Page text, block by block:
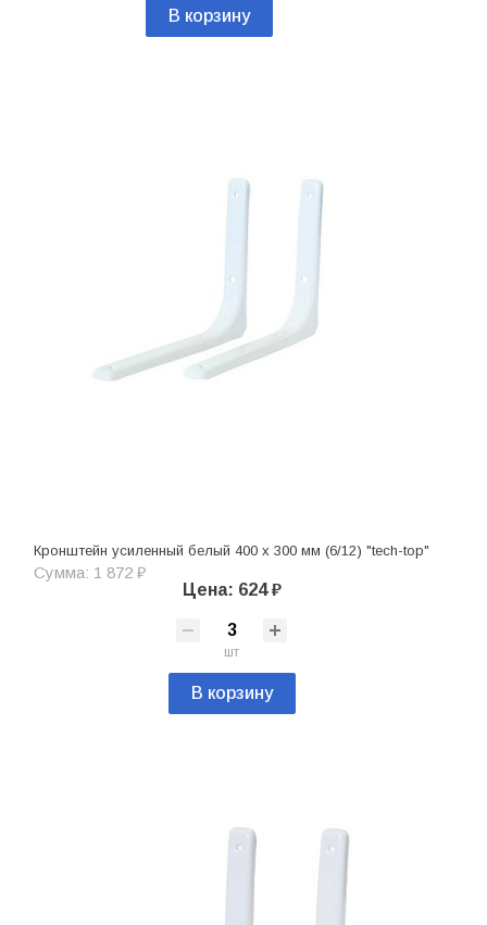
В корзину
Кронштейн усиленный белый 400 х 300 мм (6/12) "tech-top"
Сумма: 1 872 ₽
Цена: 624 ₽
шт
В корзину